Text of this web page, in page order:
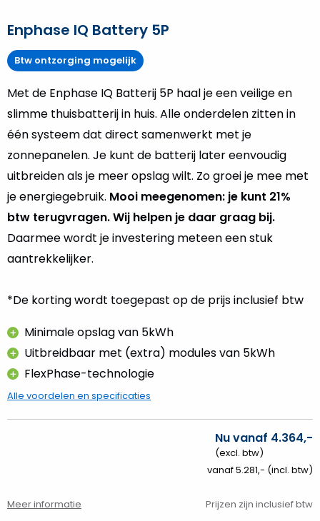
Enphase IQ Battery 5P
Btw ontzorging mogelijk
Met de Enphase IQ Batterij 5P haal je een veilige en
slimme thuisbatterij in huis. Alle onderdelen zitten in
één systeem dat direct samenwerkt met je
zonnepanelen. Je kunt de batterij later eenvoudig
uitbreiden als je meer opslag wilt. Zo groei je mee met
je energiegebruik. Mooi meegenomen: je kunt 21%
btw terugvragen. Wij helpen je daar graag bij.
Daarmee wordt je investering meteen een stuk
aantrekkelijker.
*De korting wordt toegepast op de prijs inclusief btw
Minimale opslag van 5kWh
Uitbreidbaar met (extra) modules van 5kWh
FlexPhase-technologie
Alle voordelen en specificaties
Nu vanaf 4.364,-
(excl. btw)
vanaf 5.281,- (incl. btw)
Meer informatie Prijzen zijn inclusief btw